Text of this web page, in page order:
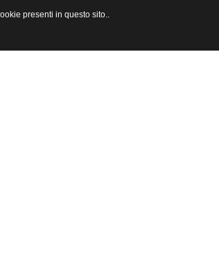
presenti in questo sito..